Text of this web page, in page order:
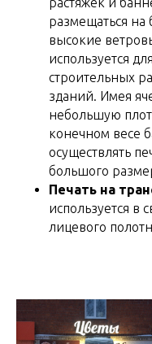
размещаться
высокие
используется
строительных
зданий. Имея
небольшую
конечном весе
осуществлять
большого
Печать на
используется в
лицевого